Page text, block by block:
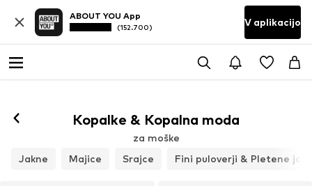
ABOUT YOU App
(152.700) V aplikacijo
Kopalke & Kopalna moda
za moške
Jakne
Majice Srajce Fini puloverji & Pletene